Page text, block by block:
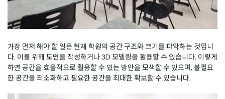
가장 먼저 해야 할 일은 현재 학원의 공간 구조와 크기를 파악하는 것입니
다. 이를 위해 도면을 작성하거나 3D 모델링을 활용할 수 있습니다. 이렇게
하면 공간을 효율적으로 활용할 수 있는 방안을 모색할 수 있으며, 불필요
한 공간을 최소화하고 필요한 공간을 최대한 확보할 수 있습니다.